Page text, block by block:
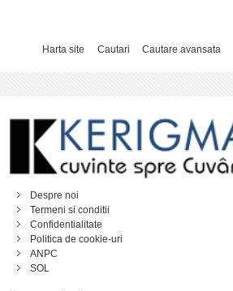
Harta site Cautari Cautare avansata
Despre noi
Termeni si conditii
Confidentialitate
Politica de cookie-uri
ANPC
SOL